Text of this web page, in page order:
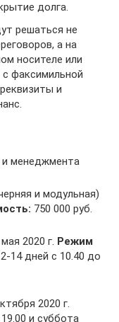
долга.
решаться не
а на
носителе или
факсимильной
и
менеджмента
и модульная)
750 000 руб.
2020 г. Режим
14 дней с 10.40 до
2020 г.
и суббота